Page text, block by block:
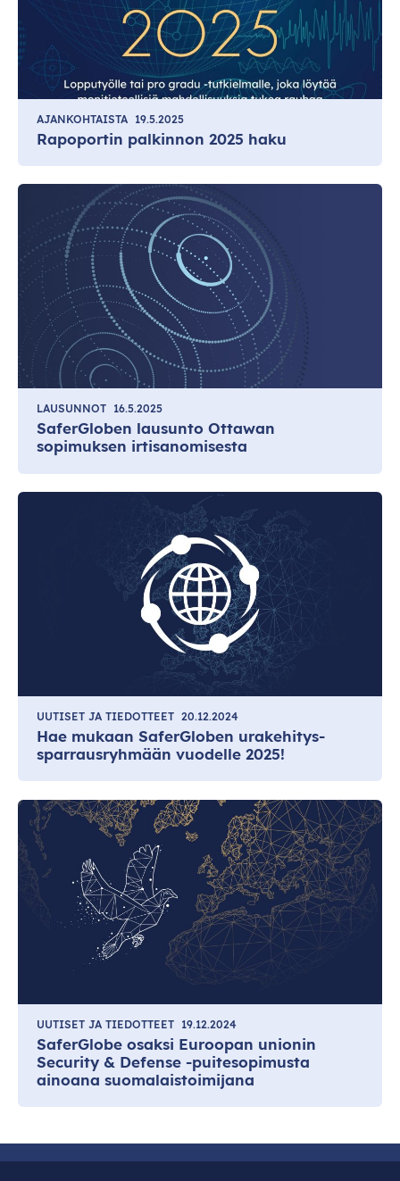
AJANKOHTAISTA 19.5.2025
Rapoportin palkinnon 2025 haku
LAUSUNNOT 16.5.2025
SaferGloben lausunto Ottawan
sopimuksen irtisanomisesta
UUTISET JA TIEDOTTEET 20.12.2024
Hae mukaan SaferGloben urakehitys-
sparrausryhmään vuodelle 2025!
UUTISET JA TIEDOTTEET 19.12.2024
SaferGlobe osaksi Euroopan unionin
Security & Defense -puitesopimusta
ainoana suomalaistoimijana